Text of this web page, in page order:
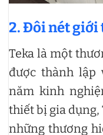
2. Đôi nét giới
Teka là một
được thành lập
năm kinh
thiết bị gia
những thương